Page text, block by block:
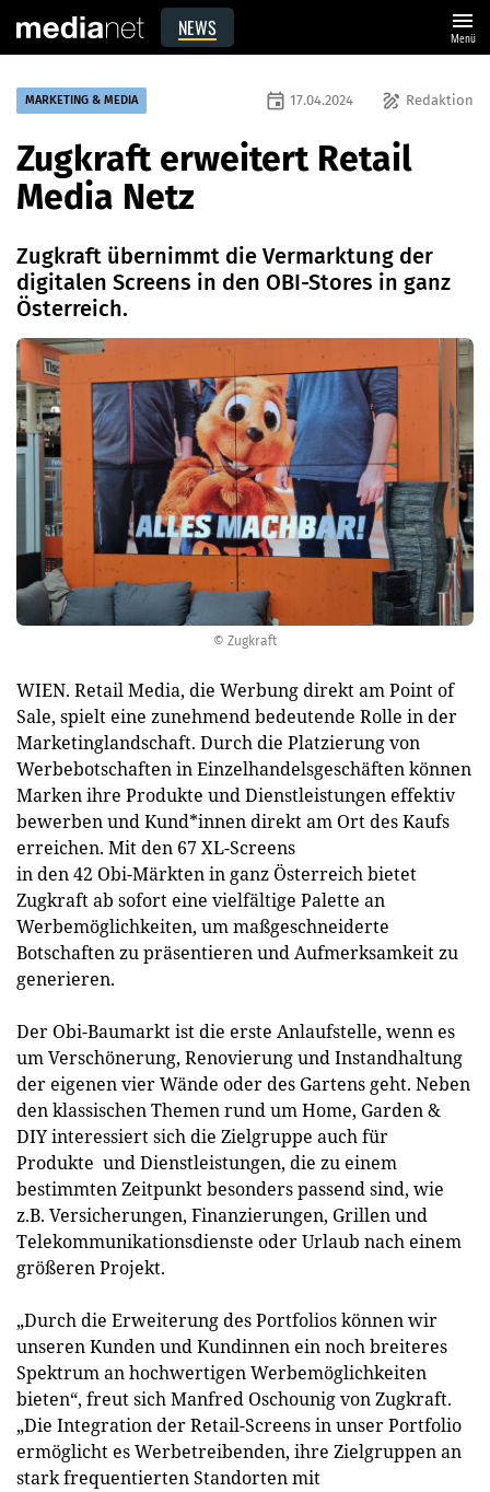
NEWS menu
Menü
© Zugkraft
MARKETING & MEDIA draw Redaktion
event 17.04.2024
Zugkraft erweitert Retail
Media Netz
Zugkraft übernimmt die Vermarktung der
digitalen Screens in den OBI-Stores in ganz
Österreich.
WIEN. Retail Media, die Werbung direkt am Point of
Sale, spielt eine zunehmend bedeutende Rolle in der
Marketinglandschaft. Durch die Platzierung von
Werbebotschaften in Einzelhandelsgeschäften können
Marken ihre Produkte und Dienstleistungen effektiv
bewerben und Kund*innen direkt am Ort des Kaufs
erreichen. Mit den 67 XL-Screens
in den 42 Obi-Märkten in ganz Österreich bietet
Zugkraft ab sofort eine vielfältige Palette an
Werbemöglichkeiten, um maßgeschneiderte
Botschaften zu präsentieren und Aufmerksamkeit zu
generieren.
Der Obi-Baumarkt ist die erste Anlaufstelle, wenn es
um Verschönerung, Renovierung und Instandhaltung
der eigenen vier Wände oder des Gartens geht. Neben
den klassischen Themen rund um Home, Garden &
DIY interessiert sich die Zielgruppe auch für
Produkte und Dienstleistungen, die zu einem
bestimmten Zeitpunkt besonders passend sind, wie
z.B. Versicherungen, Finanzierungen, Grillen und
Telekommunikationsdienste oder Urlaub nach einem
größeren Projekt.
„Durch die Erweiterung des Portfolios können wir
unseren Kunden und Kundinnen ein noch breiteres
Spektrum an hochwertigen Werbemöglichkeiten
bieten“, freut sich Manfred Oschounig von Zugkraft.
„Die Integration der Retail-Screens in unser Portfolio
ermöglicht es Werbetreibenden, ihre Zielgruppen an
stark frequentierten Standorten mit